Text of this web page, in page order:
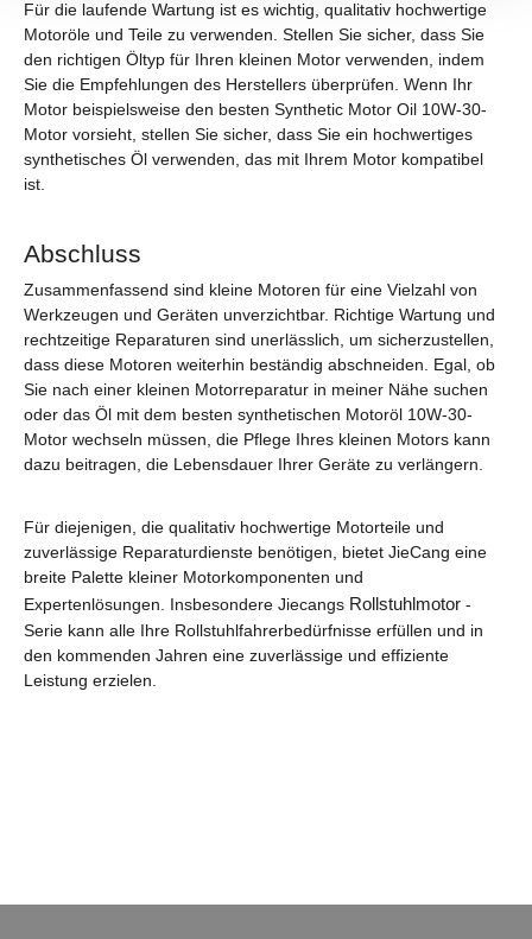
Für die laufende Wartung ist es wichtig, qualitativ hochwertige
Motoröle und Teile zu verwenden. Stellen Sie sicher, dass Sie
den richtigen Öltyp für Ihren kleinen Motor verwenden, indem
Sie die Empfehlungen des Herstellers überprüfen. Wenn Ihr
Motor beispielsweise den besten Synthetic Motor Oil 10W-30-
Motor vorsieht, stellen Sie sicher, dass Sie ein hochwertiges
synthetisches Öl verwenden, das mit Ihrem Motor kompatibel
ist.
Abschluss
Zusammenfassend sind kleine Motoren für eine Vielzahl von
Werkzeugen und Geräten unverzichtbar. Richtige Wartung und
rechtzeitige Reparaturen sind unerlässlich, um sicherzustellen,
dass diese Motoren weiterhin beständig abschneiden. Egal, ob
Sie nach einer kleinen Motorreparatur in meiner Nähe suchen
oder das Öl mit dem besten synthetischen Motoröl 10W-30-
Motor wechseln müssen, die Pflege Ihres kleinen Motors kann
dazu beitragen, die Lebensdauer Ihrer Geräte zu verlängern.
Für diejenigen, die qualitativ hochwertige Motorteile und
zuverlässige Reparaturdienste benötigen, bietet JieCang eine
breite Palette kleiner Motorkomponenten und
Expertenlösungen. Insbesondere Jiecangs Rollstuhlmotor -
Serie kann alle Ihre Rollstuhlfahrerbedürfnisse erfüllen und in
den kommenden Jahren eine zuverlässige und effiziente
Leistung erzielen.